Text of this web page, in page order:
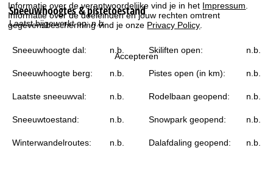
Informatie over de verantwoordelijke vind je in het Impressum
Informatie over de doeleinden en jouw rechten omtrent
gegevensbescherming vind je onze Privacy Policy
Accepteren
g
Sneeuwhoogtes & pistetoestand
Laatst bijgewerkt op:n.b.
Sneeuwhoogte dal: n.b. Skiliften open: n.b.
Sneeuwhoogte berg: n.b. Pistes open (in km): n.b.
Laatste sneeuwval: n.b. Rodelbaan geopend: n.b.
Sneeuwtoestand: n.b. Snowpark geopend: n.b.
Winterwandelroutes: n.b. Dalafdaling geopend: n.b.